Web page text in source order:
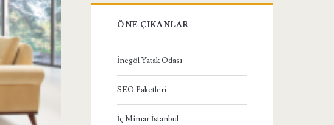
ÖNE ÇIKANLAR
İnegöl Yatak Odası
SEO Paketleri
İç Mimar İstanbul